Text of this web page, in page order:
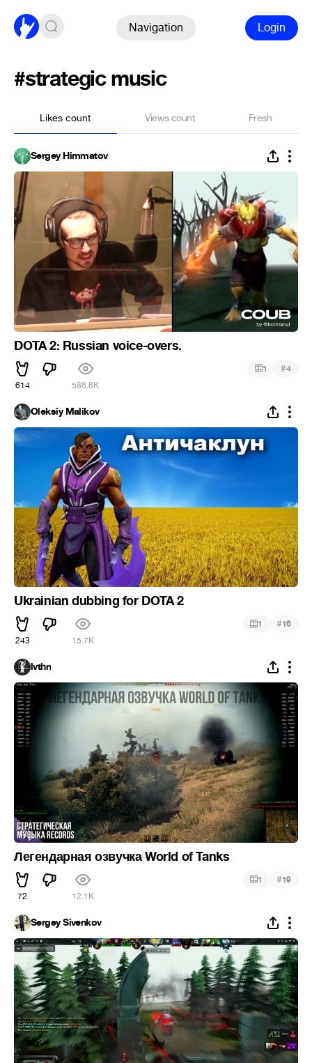
Navigation Login
#strategic music
Likes count Views count Fresh
Sergey Himmatov
DOTA 2: Russian voice-overs.
614 586.6K
1 #4
Oleksiy Malikov
Ukrainian dubbing for DOTA 2
243 15.7K
1 #16
lvthn
Легендарная озвучка World of Tanks
72 12.1K
1 #19
Sergey Sivenkov